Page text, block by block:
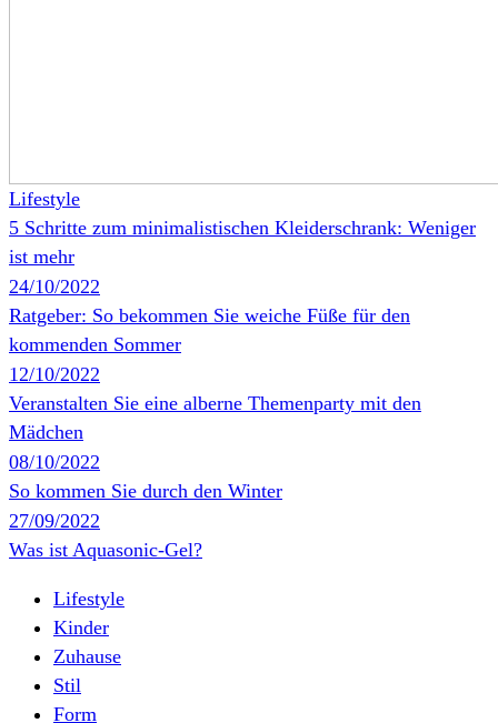
Lifestyle
5 Schritte zum minimalistischen Kleiderschrank: Weniger
ist mehr
24/10/2022
Ratgeber: So bekommen Sie weiche Füße für den
kommenden Sommer
12/10/2022
Veranstalten Sie eine alberne Themenparty mit den
Mädchen
08/10/2022
So kommen Sie durch den Winter
27/09/2022
Was ist Aquasonic-Gel?
Lifestyle
Kinder
Zuhause
Stil
Form